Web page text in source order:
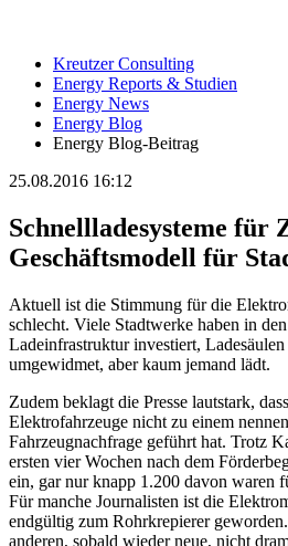
Kreutzer Consulting
Energy Reports & Studien
Energy News
Energy Blog
Energy Blog-Beitrag
25.08.2016 16:12
Schnellladesysteme für
Geschäftsmodell für
Aktuell ist die Stimmung für die
schlecht. Viele Stadtwerke haben in
Ladeinfrastruktur investiert,
umgewidmet, aber kaum jemand lädt.
Zudem beklagt die Presse lautstark,
Elektrofahrzeuge nicht zu einem
Fahrzeugnachfrage geführt hat. Trotz
ersten vier Wochen nach dem
ein, gar nur knapp 1.200 davon waren
Für manche Journalisten ist die
endgültig zum Rohrkrepierer
anderen, sobald wieder neue, nicht